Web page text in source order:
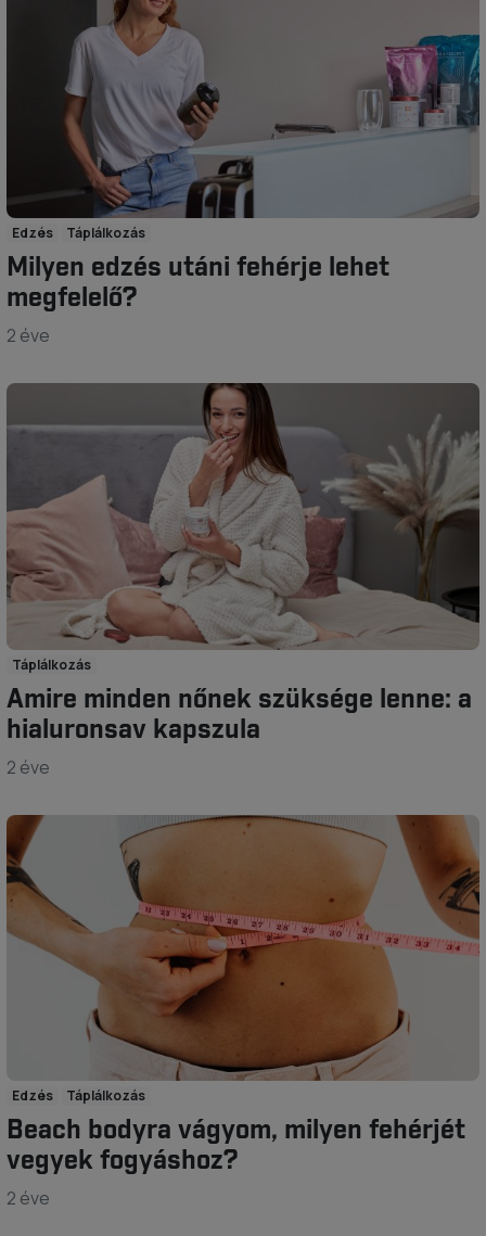
Edzés Táplálkozás
Milyen edzés utáni fehérje lehet
megfelelő?
2 éve
Táplálkozás
Amire minden nőnek szüksége lenne: a
hialuronsav kapszula
2 éve
Edzés Táplálkozás
Beach bodyra vágyom, milyen fehérjét
vegyek fogyáshoz?
2 éve